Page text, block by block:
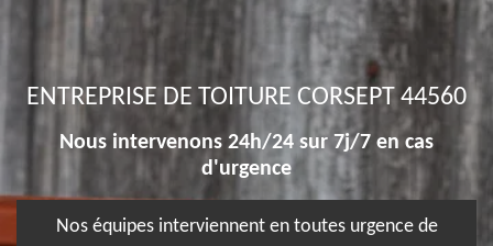
ENTREPRISE DE TOITURE CORSEPT 44560
Nous intervenons 24h/24 sur 7j/7 en cas
d'urgence
Nos équipes interviennent en toutes urgence de